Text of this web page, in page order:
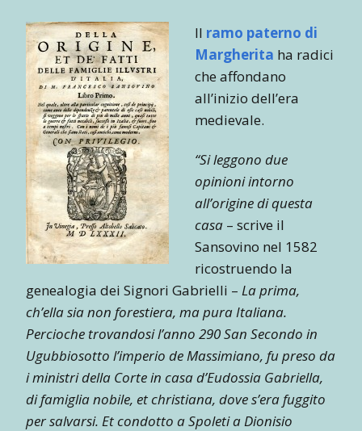
Il ramo paterno di
Margherita ha radici
che affondano
all’inizio dell’era
medievale.
“Si leggono due
opinioni intorno
all’origine di questa
casa – scrive il
Sansovino nel 1582
ricostruendo la
genealogia dei Signori Gabrielli – La prima,
ch’ella sia non forestiera, ma pura Italiana.
Percioche trovandosi l’anno 290 San Secondo in
Ugubbiosotto l’imperio de Massimiano, fu preso da
i ministri della Corte in casa d’Eudossia Gabriella,
di famiglia nobile, et christiana, dove s’era fuggito
per salvarsi. Et condotto a Spoleti a Dionisio